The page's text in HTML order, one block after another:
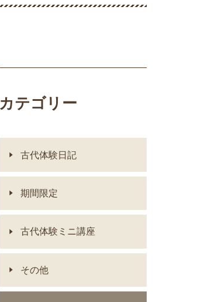
カテゴリー
古代体験日記
期間限定
古代体験ミニ講座
その他